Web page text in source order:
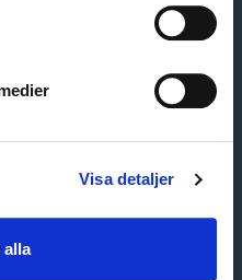
Visa detaljer
alla
Customer service